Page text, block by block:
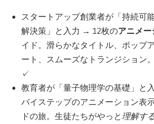
スタートアップ創業者が「持続可
解決策」と入力 → 12枚のアニメー
イド。滑らかなタイトル、ポップ
ート、スムーズなトランジション
✓
教育者が「量子物理学の基礎」と
バイステップのアニメーション表
ドの旅。生徒たちがやっと理解す